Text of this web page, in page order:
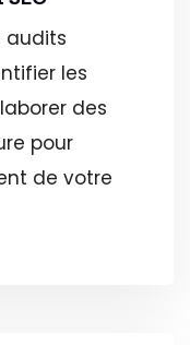
audits
les
des
pour
de votre